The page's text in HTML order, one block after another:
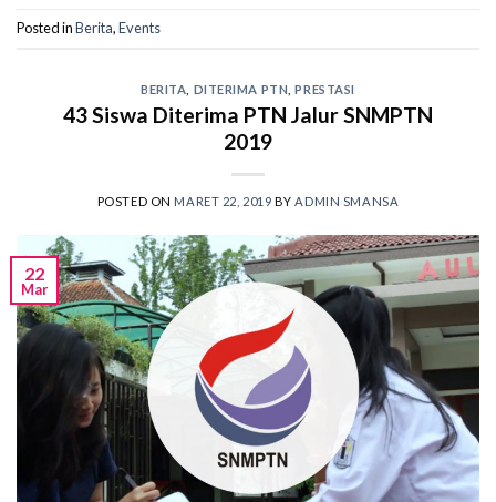
Posted inBerita,Events
BERITA DITERIMA PTN ,PRESTASI
43 Siswa Diterima PTN Jalur SNMPTN
2019
POSTED ON MARET 22, 2019 BYADMIN SMANSA
22
Mar